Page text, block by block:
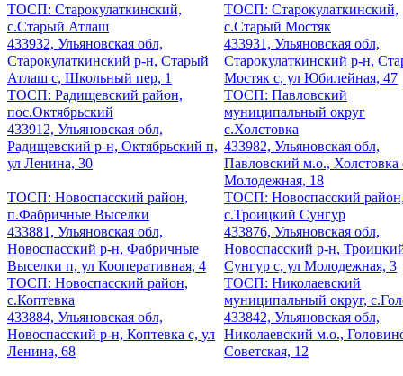
ТОСП: Старокулаткинский,
с.Старый Атлаш
433932, Ульяновская обл,
Старокулаткинский р-н, Старый
Атлаш с, Школьный пер, 1
ТОСП: Старокулаткинский,
с.Старый Мостяк
433931, Ульяновская обл,
Старокулаткинский р-н,
Мостяк с, ул Юбилейная, 47
ТОСП: Радищевский район,
пос.Октябрьский
433912, Ульяновская обл,
Радищевский р-н, Октябрьский п,
ул Ленина, 30
ТОСП: Павловский
муниципальный округ
с.Холстовка
433982, Ульяновская обл,
Павловский м.о., Холстовка
Молодежная, 18
ТОСП: Новоспасский район,
п.Фабричные Выселки
433881, Ульяновская обл,
Новоспасский р-н, Фабричные
Выселки п, ул Кооперативная, 4
ТОСП: Новоспасский
с.Троицкий Сунгур
433876, Ульяновская обл,
Новоспасский р-н,
Сунгур с, ул Молодежная, 3
ТОСП: Новоспасский район,
с.Коптевка
433884, Ульяновская обл,
Новоспасский р-н, Коптевка с, ул
Ленина, 68
ТОСП: Николаевский
муниципальный округ,
433842, Ульяновская обл,
Николаевский м.о.,
Советская, 12